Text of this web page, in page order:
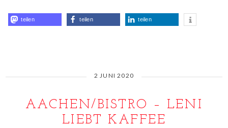
teilen teilen teilen
2 JUNI 2020
AACHEN/BISTRO – LENI
LIEBT KAFFEE